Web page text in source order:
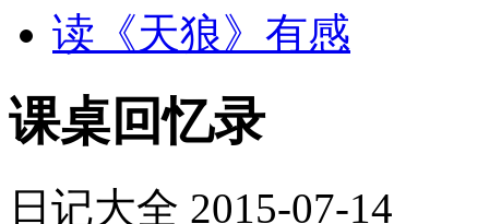
读《天狼》有感
课桌回忆录
日记大全 2015-07-14